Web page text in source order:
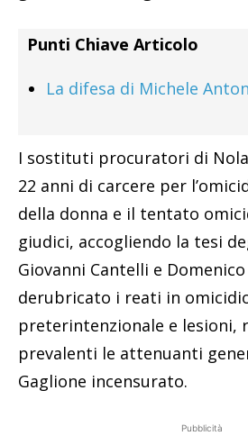
Punti Chiave Articolo
La difesa di Michele
I sostituti procuratori di
22 anni di carcere per
della donna e il tentato
giudici, accogliendo la tesi
Giovanni Cantelli e
derubricato i reati in
preterintenzionale e lesioni,
prevalenti le attenuanti
Gaglione incensurato.
Pubblicità